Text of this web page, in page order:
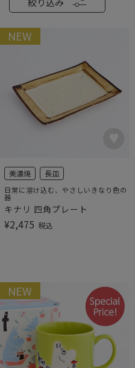
NEW
美濃焼 長皿
日常に溶け込む、やさしいきなり色の
器
キナリ 四角プレート
¥2,475 税込
NEW